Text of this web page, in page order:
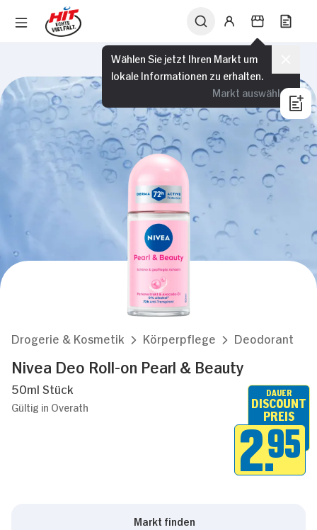
Wählen Sie jetzt Ihren Markt um
lokale Informationen zu erhalten.
Markt auswählen
Drogerie & Kosmetik Körperpflege Deodorant
Nivea Deo Roll-on Pearl & Beauty
50ml Stück
Gültig in Overath
DAUER
DISCOUNT
PREIS
2.95
Markt finden